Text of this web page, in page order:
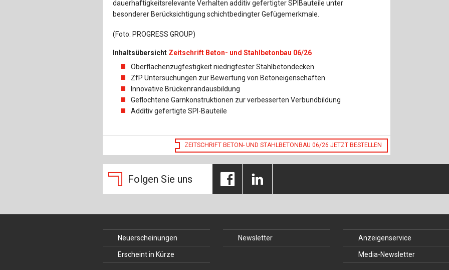
dauerhaftigkeitsrelevante Verhalten additiv gefertigter SPIBauteile unter
besonderer Berücksichtigung schichtbedingter Gefügemerkmale.
(Foto: PROGRESS GROUP)
Inhaltsübersicht Zeitschrift Beton- und Stahlbetonbau 06/26
Oberflächenzugfestigkeit niedrigfester Stahlbetondecken
ZfP Untersuchungen zur Bewertung von Betoneigenschaften
Innovative Brückenrandausbildung
Geflochtene Garnkonstruktionen zur verbesserten Verbundbildung
Additiv gefertigte SPI-Bauteile
ZEITSCHRIFT BETON- UND STAHLBETONBAU 06/26 JETZT BESTELLEN
Folgen Sie uns
Neuerscheinungen
Erscheint in Kürze
Newsletter Anzeigenservice
Media-Newsletter